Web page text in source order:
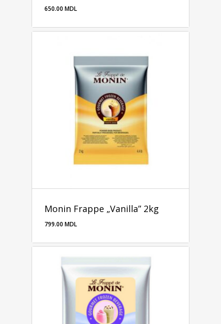
650.00 MDL
Monin Frappe „Vanilla” 2kg
799.00 MDL